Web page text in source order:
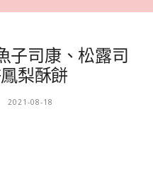
子司康、松露司
梨酥餅
2021-08-18